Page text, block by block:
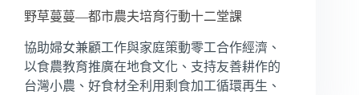
野草蔓蔓—都市農夫培育行動十二堂課
協助婦女兼顧工作與家庭策動零工合作經濟、
以食農教育推廣在地食文化、支持友善耕作的
台灣小農、好食材全利用剩食加工循環再生、